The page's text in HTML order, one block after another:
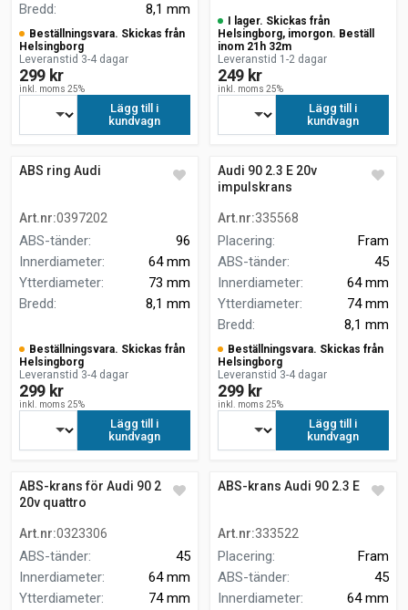
Bredd: 8,1 mm
Beställningsvara. Skickas från
Helsingborg
Leveranstid 3-4 dagar
299 kr
inkl. moms 25%
Lägg till i
kundvagn
I lager. Skickas från
Helsingborg, imorgon. Beställ
inom 21h 32m
Leveranstid 1-2 dagar
249 kr
inkl. moms 25%
Lägg till i
kundvagn
ABS ring Audi
Art.nr:0397202
ABS-tänder:
96
Innerdiameter:
64 mm
Ytterdiameter:
73 mm
Bredd: 8,1 mm
Beställningsvara. Skickas från
Helsingborg
Leveranstid 3-4 dagar
299 kr
inkl. moms 25%
Lägg till i
kundvagn
Audi 90 2.3 E 20v
impulskrans
Art.nr:335568
Placering:
Fram
ABS-tänder:
45
Innerdiameter:
64 mm
Ytterdiameter:
74 mm
Bredd: 8,1 mm
Beställningsvara. Skickas från
Helsingborg
Leveranstid 3-4 dagar
299 kr
inkl. moms 25%
Lägg till i
kundvagn
ABS-krans för Audi 90 2.3 E
20v quattro
Art.nr:0323306
ABS-tänder:
45
Innerdiameter:
64 mm
Ytterdiameter:
74 mm
ABS-krans Audi 90 2.3 E
Art.nr:333522
Placering:
Fram
ABS-tänder:
45
Innerdiameter:
64 mm